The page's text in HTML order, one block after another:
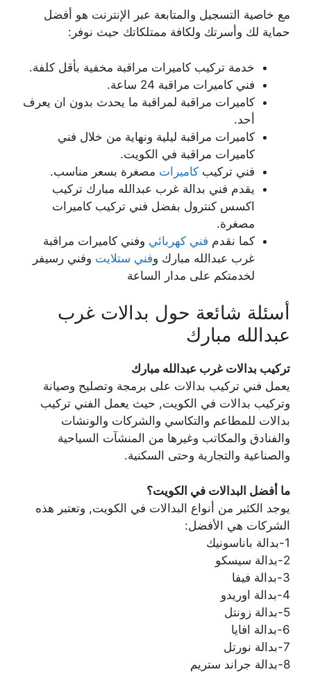
مع خاصية التسجيل والمتابعة عبر الإنترنت هو أفضل
حماية لك وأسرتك ولكافة ممتلكاتك حيث نوفر:
خدمة تركيب كاميرات مراقبة مخفية بأقل كلفة.
فني كاميرات مراقبة 24 ساعة.
كاميرات مراقبة لمراقبة ما يحدث بدون ان يعرف
أحد.
كاميرات مراقبة ليلية ونهاية من خلال فني
كاميرات مراقبة في الكويت.
فني تركيب كاميرات مصغرة بسعر مناسب.
يقدم فني بدالة غرب عبدالله مبارك تركيب
اكسس كنترول بفضل فني تركيب كاميرات
مصغرة.
كما نقدم فني كهربائي وفني كاميرات مراقبة
غرب عبدالله مبارك وفني ستلايت وفني رسيفر
لخدمتكم على مدار الساعة
أسئلة شائعة حول بدالات غرب
عبدالله مبارك
تركيب بدالات غرب عبدالله مبارك
يعمل فني تركيب بدالات على برمجة وتصليح وصيانة
وتركيب بدالات في الكويت, حيث يعمل الفني تركيب
بدالات للمطاعم والتكاسي والشركات والونشات
والفنادق والمكاتب وغيرها من المنشآت السياحية
والصناعية والتجارية وحتى السكنية.
ما أفضل البدالات في الكويت؟
يوجد الكثير من أنواع البدالات في الكويت, وتعتبر هذه
الشركات هي الأفضل:
1-بدالة باناسونيك
2-بدالة سيسكو
3-بدالة فيفا
4-بدالة اوريدو
5-بدالة زونتل
6-بدالة افايا
7-بدالة نورتل
8-بدالة جراند ستريم